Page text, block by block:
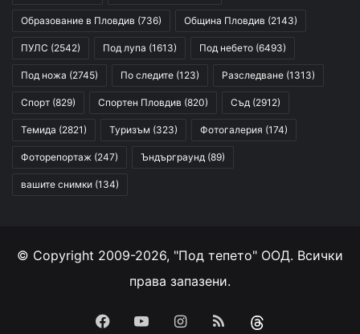
Образование в Пловдив (736) Община Пловдив (2143)
ПУЛС (2542) Под лупа (1613) Под небето (6493)
Под ножа (2745) По следите (123) Разследване (1313)
Спорт (829) Спортен Пловдив (820) Съд (2912)
Темида (2821) Туризъм (323) Фотогалерия (174)
Фоторепортаж (247) Ъндърграунд (89)
вашите снимки (134)
© Copyright 2009-2026, "Под тепето" ООД. Всички
права запазени.
Facebook
YouTubeInstagram
RSS